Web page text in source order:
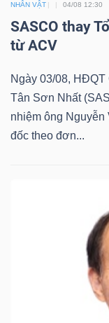
NHÂN VẬT 04/08 12:30
SASCO thay
từ ACV
Ngày 03/08,
Tân Sơn Nhất
nhiệm ông
đốc theo đơn...